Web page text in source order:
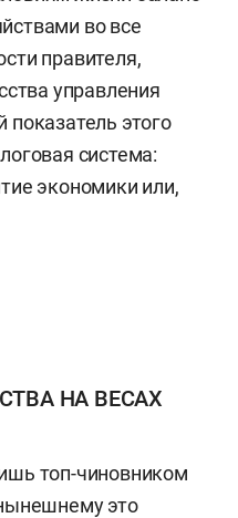
во все
правителя,
управления
показатель этого
система:
экономики или,
НА ВЕСАХ
топ-чиновником
это